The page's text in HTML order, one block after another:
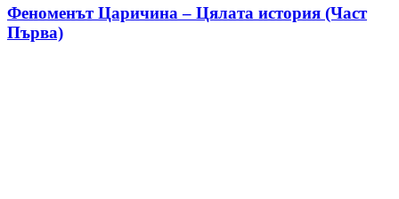
Феноменът Царичина – Цялата история (Част
Първа)